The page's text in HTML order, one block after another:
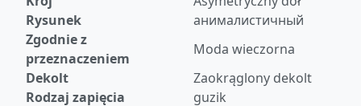
Rysunek
анималистичный
Zgodnie z
przeznaczeniem
Moda wieczorna
Dekolt
Zaokrąglony dekolt
Rodzaj zapięcia
guzik